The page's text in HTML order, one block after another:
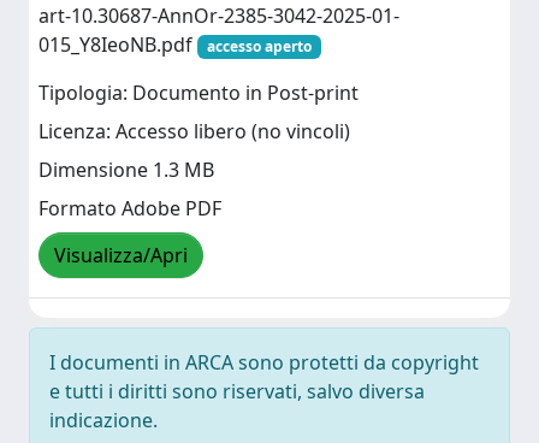
art-10.30687-AnnOr-2385-3042-2025-01-
015_Y8IeoNB.pdf
accesso aperto
Tipologia: Documento in Post-print
Licenza: Accesso libero (no vincoli)
Dimensione 1.3 MB
Formato Adobe PDF
Visualizza/Apri
I documenti in ARCA sono protetti da copyright
e tutti i diritti sono riservati, salvo diversa
indicazione.